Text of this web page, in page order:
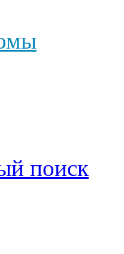
поиск